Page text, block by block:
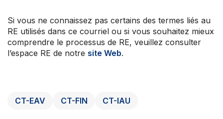
Si vous ne connaissez pas certains des termes liés au
RE utilisés dans ce courriel ou si vous souhaitez mieux
comprendre le processus de RE, veuillez consulter
l’espace RE de notre site Web.
CT-EAV CT-FIN CT-IAU